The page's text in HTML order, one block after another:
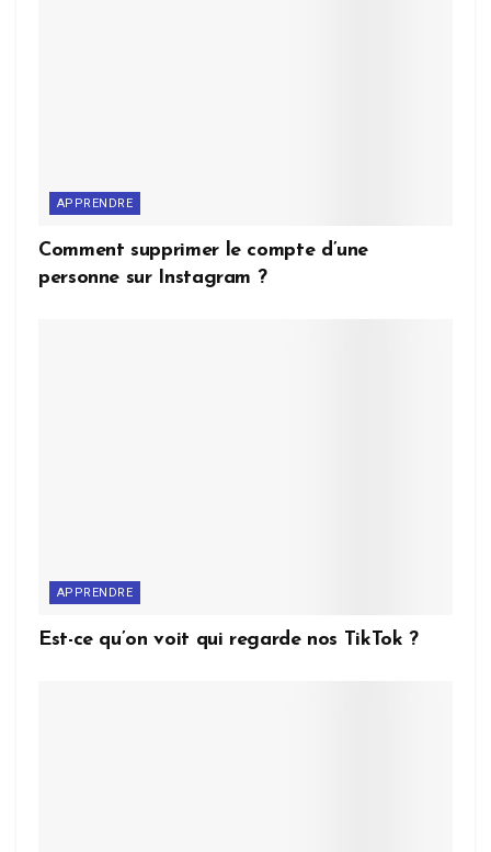
APPRENDRE
Comment supprimer le compte d’une
personne sur Instagram ?
APPRENDRE
Est-ce qu’on voit qui regarde nos TikTok ?